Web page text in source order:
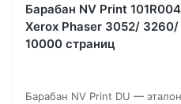
Барабан NV Print
Xerox Phaser 3052/
10000 страниц
Барабан NV Print DU —